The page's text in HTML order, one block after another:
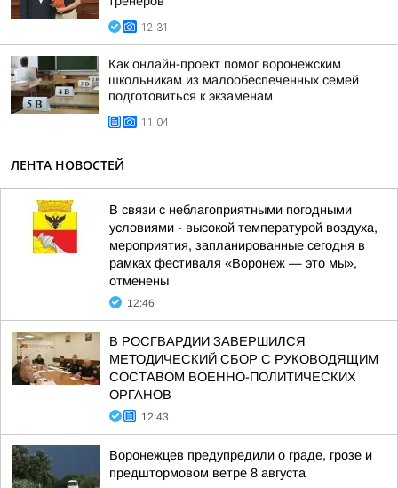
12:31
Как онлайн-проект помог воронежским
школьникам из малообеспеченных семей
подготовиться к экзаменам
11:04
ЛЕНТА НОВОСТЕЙ
В связи с неблагоприятными погодными
условиями - высокой температурой воздуха,
мероприятия, запланированные сегодня в
рамках фестиваля «Воронеж — это мы»,
отменены
12:46
В РОСГВАРДИИ ЗАВЕРШИЛСЯ
МЕТОДИЧЕСКИЙ СБОР С РУКОВОДЯЩИМ
СОСТАВОМ ВОЕННО-ПОЛИТИЧЕСКИХ
ОРГАНОВ
12:43
Воронежцев предупредили о граде, грозе и
предштормовом ветре 8 августа